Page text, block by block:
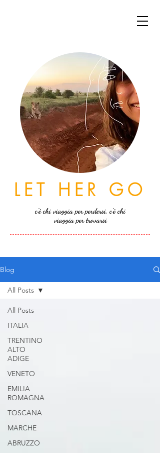
LET HER GO
c'è chi viaggia per perdersi, c'è chi
viaggia per trovarsi
Blog
All Posts
ITALIA
TRENTINO
ALTO
ADIGE
VENETO
EMILIA
ROMAGNA
TOSCANA
MARCHE
ABRUZZO
All Posts